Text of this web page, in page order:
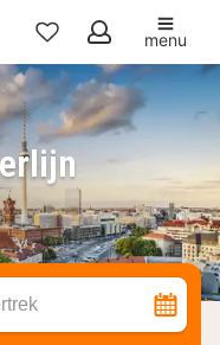
Mijn
favorieten
menu